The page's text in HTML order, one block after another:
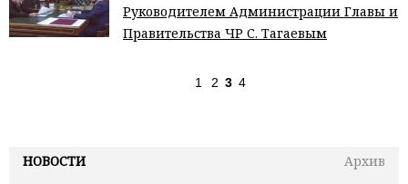
НОВОСТИ
Архив
Руководителем Администрации Главы и
Правительства ЧР С. Тагаевым
1 2 3 4